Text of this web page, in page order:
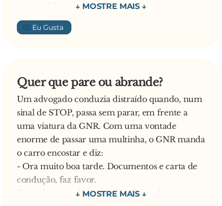
entrar. O homem, confuso, pergunta ao
ajudante do diabo de serviço:
- Como funciona o inferno capitalista?
Responde o ajudante:
- O pecador entra e é metido num caldeirão
dentro de óleo a ferver!
- E o inferno socialista?! – Pergunta o homem.
Responde o ajudante:
- É igual.
Ainda mais confuso, pergunta o homem:
- Então porque é que está uma fila tão grande
para o inferno socialista?
Explica o ajudante:
- Porque se acabou a lenha, não há dinheiro
👍🏼
Quer que pare ou abrande?
Um advogado conduzia distraído quando, num
sinal de STOP, passa sem parar, em frente a
uma viatura da GNR. Com uma vontade
enorme de passar uma multinha, o GNR manda
o carro encostar e diz:
- Ora muito boa tarde. Documentos e carta de
condução, faz favor.
Fazendo-se de desentendido diz o advogado: